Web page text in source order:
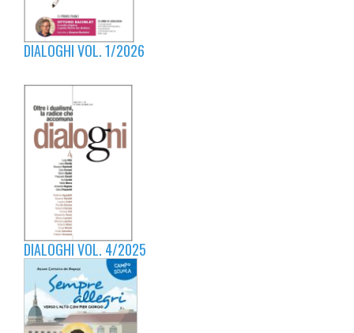
DIALOGHI VOL. 1/2026
DIALOGHI VOL. 4/2025